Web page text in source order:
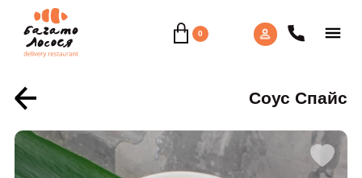
0
Соус Спайс